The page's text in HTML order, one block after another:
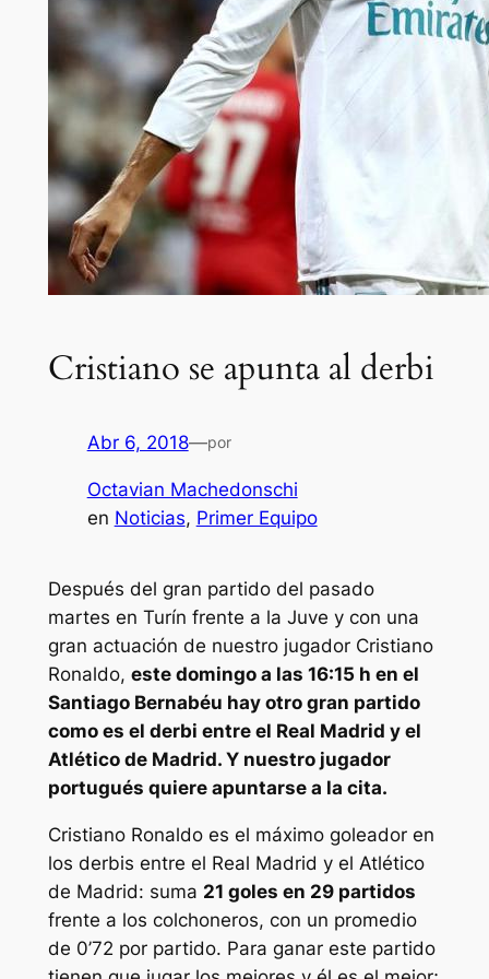
Cristiano se apunta al derbi
Abr 6, 2018—por
Octavian Machedonschi
en Noticias, Primer Equipo
Después del gran partido del pasado
martes en Turín frente a la Juve y con una
gran actuación de nuestro jugador Cristiano
Ronaldo, este domingo a las 16:15 h en el
Santiago Bernabéu hay otro gran partido
como es el derbi entre el Real Madrid y el
Atlético de Madrid. Y nuestro jugador
portugués quiere apuntarse a la cita.
Cristiano Ronaldo es el máximo goleador en
los derbis entre el Real Madrid y el Atlético
de Madrid: suma 21 goles en 29 partidos
frente a los colchoneros, con un promedio
de 0’72 por partido. Para ganar este partido